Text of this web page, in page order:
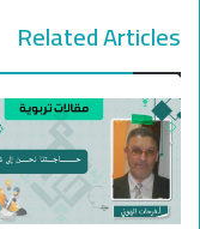
Related Articles